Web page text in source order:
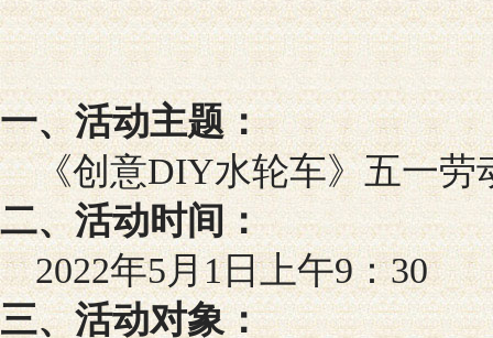
一、活动主题：
《创意DIY水轮车》五一劳
二、活动时间：
2022年5月1日上午9：30
三、活动对象：